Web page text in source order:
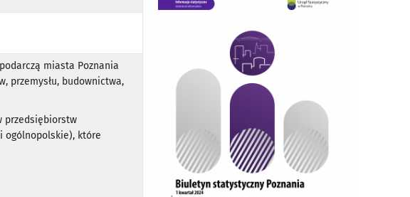
miasta Poznania
przemysłu, budownictwa,
przedsiębiorstw
ogólnopolskie), które